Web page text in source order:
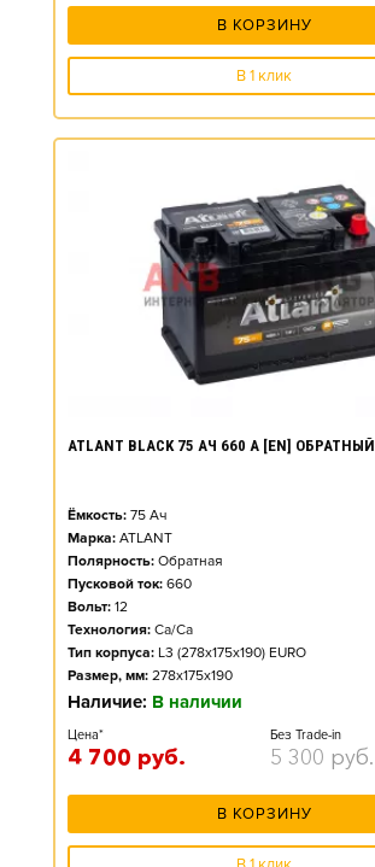
В КОРЗИНУ
В 1 клик
ATLANT BLACK 75 АЧ 660 А [EN] ОБРАТНЫЙ
Ёмкость: 75 Ач
Марка: ATLANT
Полярность: Обратная
Пусковой ток: 660
Вольт: 12
Технология: Ca/Ca
Тип корпуса: L3 (278x175x190) EURO
Размер, мм: 278x175x190
Наличие: В наличии
Цена*
4 700 руб.
Без Trade-in
5 300 руб.
В КОРЗИНУ